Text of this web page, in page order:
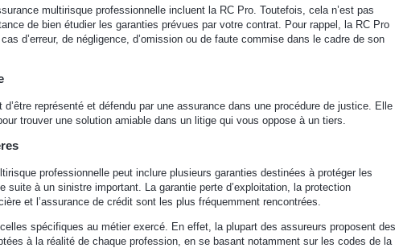
multirisque professionnelle incluent la RC Pro. Toutefois, cela n’est pas
de bien étudier les garanties prévues par votre contrat. Pour rappel, la RC Pro
d’erreur, de négligence, d’omission ou de faute commise dans le cadre de son
représenté et défendu par une assurance dans une procédure de justice. Elle
trouver une solution amiable dans un litige qui vous oppose à un tiers.
professionnelle peut inclure plusieurs garanties destinées à protéger les
suite à un sinistre important. La garantie perte d’exploitation, la protection
et l’assurance de crédit sont les plus fréquemment rencontrées.
spécifiques au métier exercé. En effet, la plupart des assureurs proposent des
à la réalité de chaque profession, en se basant notamment sur les codes de la